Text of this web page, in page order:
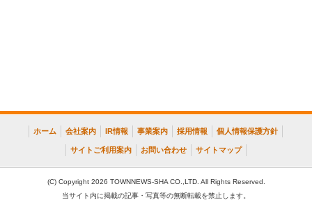
ホーム 会社案内 IR情報 事業案内 採用情報 個人情報保護方針
サイトご利用案内 お問い合わせ サイトマップ
(C) Copyright 2026 TOWNNEWS-SHA CO.,LTD. All Rights Reserved.
当サイト内に掲載の記事・写真等の無断転載を禁止します。